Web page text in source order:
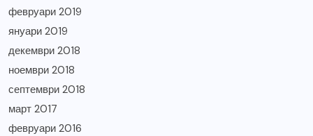
февруари 2019
януари 2019
декември 2018
ноември 2018
септември 2018
март 2017
февруари 2016